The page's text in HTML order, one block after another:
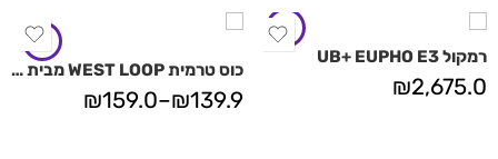
רמקול UB+ EUPHO E3
₪2,675.0
כוס טרמית WEST LOOP מבית Contigo
₪139.9
–
₪159.0